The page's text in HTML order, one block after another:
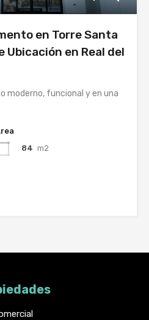
en Torre Santa
Ubicación en Real del
moderno, funcional y en una
84 m2